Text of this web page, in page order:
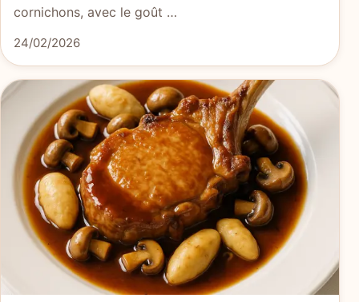
cornichons, avec le goût …
24/02/2026